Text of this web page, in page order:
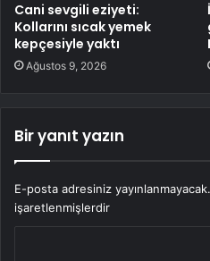
Cani sevgili eziyeti:
Kollarını sıcak yemek
kepçesiyle yaktı
Ağustos 9, 2026
Bir yanıt yazın
E-posta adresiniz yayınlanmayacak.
işaretlenmişlerdir